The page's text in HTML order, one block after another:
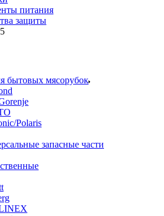
питания
защиты
бытовых мясорубок
Polaris
запасные части